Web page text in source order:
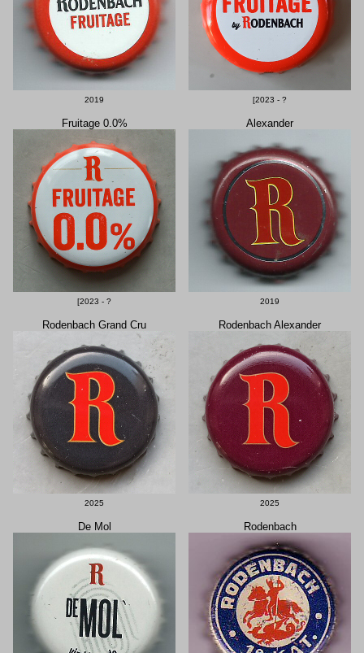
2019 [2023 - ?
Fruitage 0.0%
[2023 - ?
Alexander
2019
Rodenbach Grand Cru
2025
Rodenbach Alexander
2025
De Mol Rodenbach